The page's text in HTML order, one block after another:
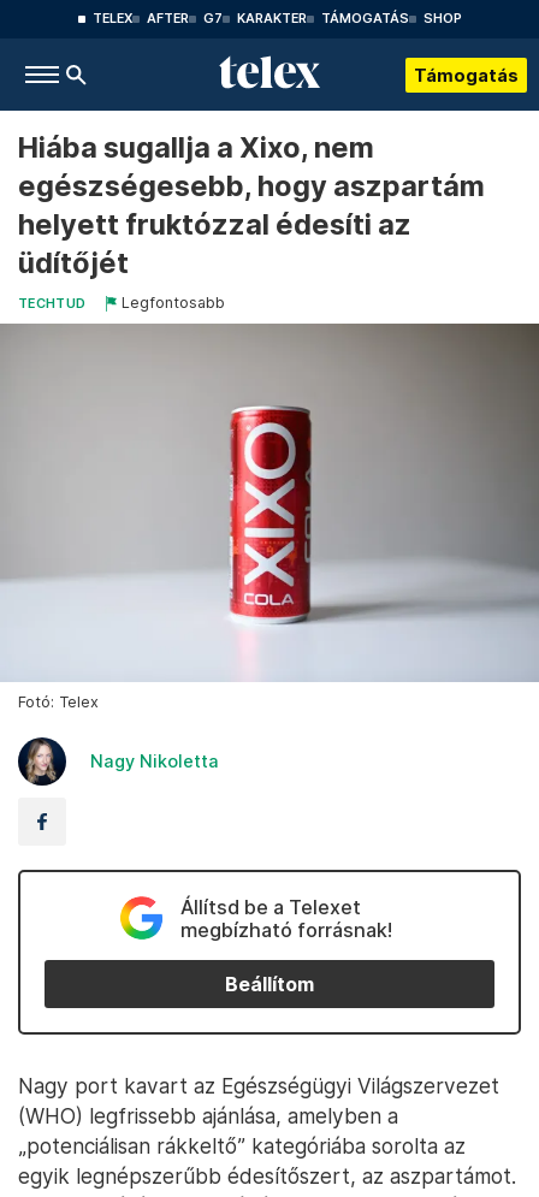
TELEX AFTER G7 KARAKTER TÁMOGATÁS SHOP
Támogatás
Hiába sugallja a Xixo, nem
egészségesebb, hogy aszpartám
helyett fruktózzal édesíti az
üdítőjét
TECHTUD Legfontosabb
Fotó: Telex
Nagy Nikoletta
Állítsd be a Telexet
megbízható forrásnak!
Beállítom
Nagy port kavart az Egészségügyi Világszervezet
(WHO) legfrissebb ajánlása, amelyben a
„potenciálisan rákkeltő” kategóriába sorolta az
egyik legnépszerűbb édesítőszert, az aszpartámot.